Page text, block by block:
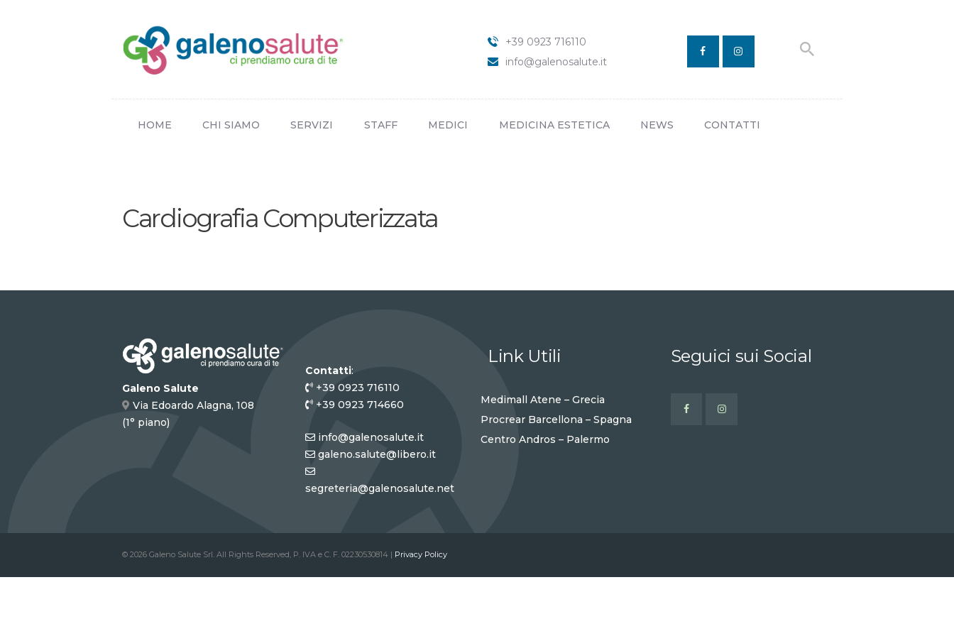
+39 0923 716110
info@galenosalute.it
HOME CHI SIAMO SERVIZI STAFF MEDICI MEDICINA ESTETICA NEWS CONTATTI
Cardiografia Computerizzata
Galeno Salute
Via Edoardo Alagna, 108
(1° piano)
Contatti:
+39 0923 716110
+39 0923 714660
info@galenosalute.it
galeno.salute@libero.it
segreteria@galenosalute.net
Link Utili
Medimall Atene – Grecia
Procrear Barcellona – Spagna
Centro Andros – Palermo
Seguici sui Social
© 2026 Galeno Salute Srl. All Rights Reserved, P. IVA e C. F. 02230530814 | Privacy Policy